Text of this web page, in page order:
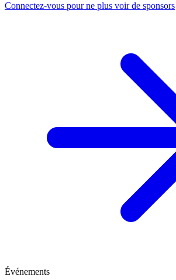
Connectez-vous pour ne plus voir de sponsors
Événements